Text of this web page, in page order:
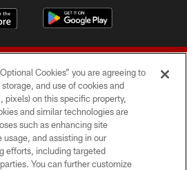
Niners Football Company LLC
AND CONDITIONS
Cookies” you are agreeing to
and use of cookies and
pixels) on this specific property,
and similar technologies are
such as enhancing site
and assisting in our
efforts, including targeted
You can further customize